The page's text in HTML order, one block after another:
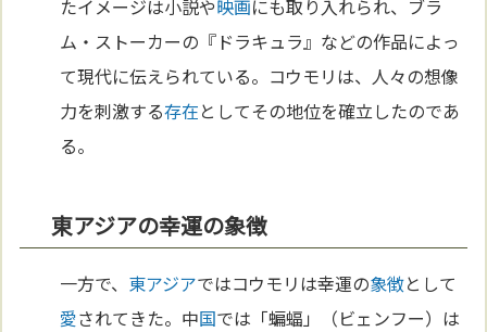
たイメージは小説や映画にも取り入れられ、ブラ
ム・ストーカーの『ドラキュラ』などの作品によっ
て現代に伝えられている。コウモリは、人々の想像
力を刺激する存在としてその地位を確立したのであ
る。
東アジアの幸運の象徴
一方で、 東アジアではコウモリは幸運の象徴として
愛されてきた。中国では「蝙蝠」（ビェンフー）は